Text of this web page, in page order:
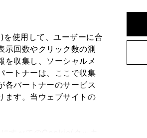
使用して、ユーザーに合
示回数やクリック数の測
を収集し、ソーシャルメ
ートナーは、ここで収集
各パートナーのサービス
ます。当ウェブサイトの